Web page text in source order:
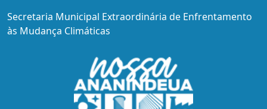
Secretaria Municipal Extraordinária de Enfrentamento
às Mudança Climáticas